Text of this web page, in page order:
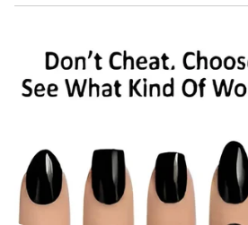
കറ്റാർവാഴയിലെ
താരൻ കുറയ്ക്കും.
വിറ്റാമിൻ സി, എ, ഇ എന്നിവ
അടങ്ങിയിട്ടുണ്ടെന്ന്
വീക്കം, ചൊറിച്ചിൽ എന്നിവ